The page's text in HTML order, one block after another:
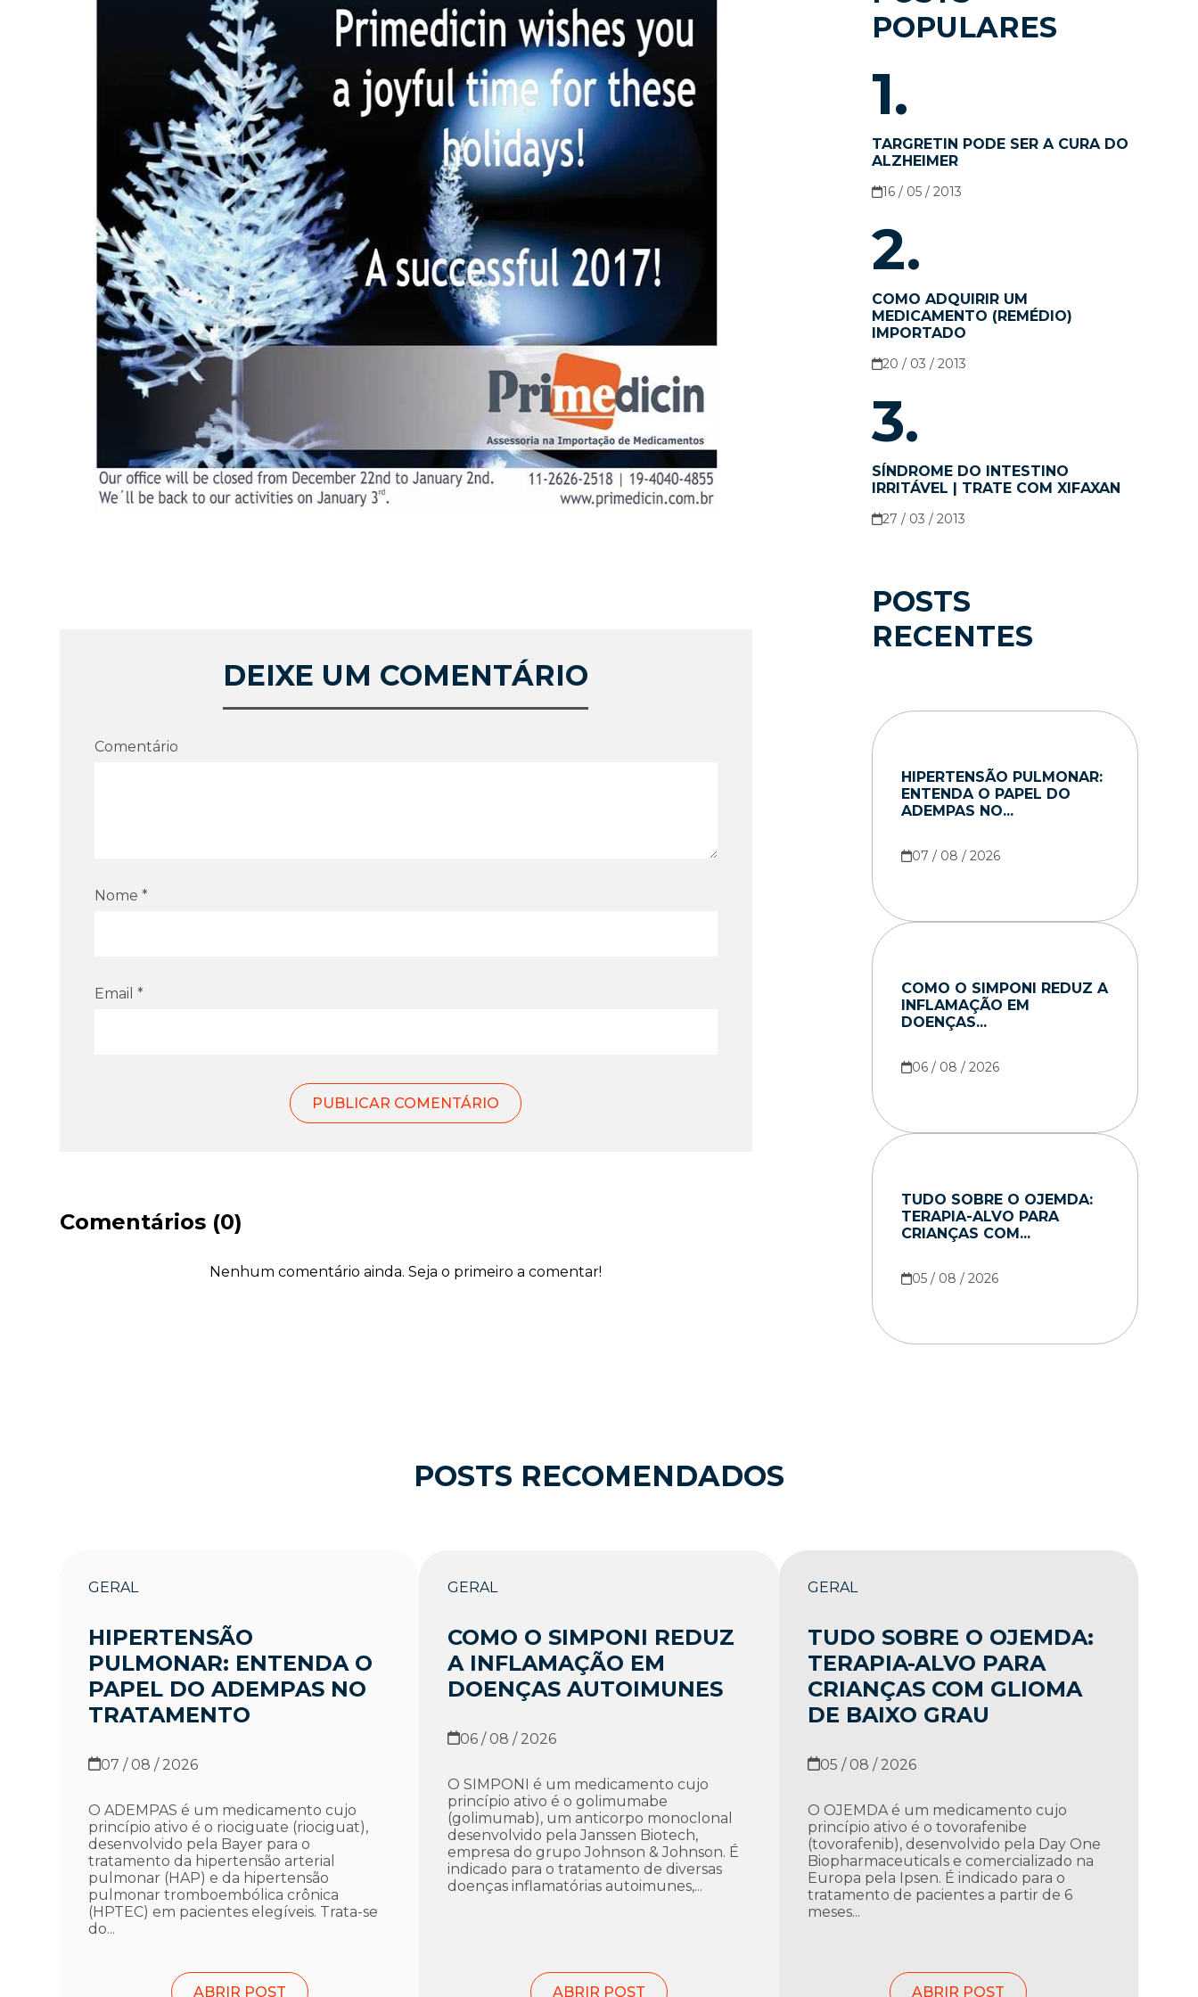
DEIXE UM COMENTÁRIO
Comentário
Nome *
Email *
Comentários (0)
Nenhum comentário ainda. Seja o primeiro a comentar!
POPULARES
1.
TARGRETIN PODE SER A CURA DO
ALZHEIMER
16 / 05 / 2013
2.
COMO ADQUIRIR UM
MEDICAMENTO (REMÉDIO)
IMPORTADO
20 / 03 / 2013
3.
SÍNDROME DO INTESTINO
IRRITÁVEL | TRATE COM XIFAXAN
27 / 03 / 2013
POSTS
RECENTES
HIPERTENSÃO PULMONAR:
ENTENDA O PAPEL DO
ADEMPAS NO...
07 / 08 / 2026
COMO O SIMPONI REDUZ A
INFLAMAÇÃO EM
DOENÇAS...
06 / 08 / 2026
TUDO SOBRE O OJEMDA:
TERAPIA-ALVO PARA
CRIANÇAS COM...
05 / 08 / 2026
POSTS RECOMENDADOS
GERAL
HIPERTENSÃO
PULMONAR: ENTENDA O
PAPEL DO ADEMPAS NO
TRATAMENTO
07 / 08 / 2026
O ADEMPAS é um medicamento cujo
princípio ativo é o riociguate (riociguat),
desenvolvido pela Bayer para o
tratamento da hipertensão arterial
pulmonar (HAP) e da hipertensão
pulmonar tromboembólica crônica
(HPTEC) em pacientes elegíveis. Trata-se
do...
ABRIR POST
GERAL
COMO O SIMPONI REDUZ
A INFLAMAÇÃO EM
DOENÇAS AUTOIMUNES
06 / 08 / 2026
O SIMPONI é um medicamento cujo
princípio ativo é o golimumabe
(golimumab), um anticorpo monoclonal
desenvolvido pela Janssen Biotech,
empresa do grupo Johnson & Johnson. É
indicado para o tratamento de diversas
doenças inflamatórias autoimunes,...
ABRIR POST
GERAL
TUDO SOBRE O OJEMDA:
TERAPIA-ALVO PARA
CRIANÇAS COM GLIOMA
DE BAIXO GRAU
05 / 08 / 2026
O OJEMDA é um medicamento cujo
princípio ativo é o tovorafenibe
(tovorafenib), desenvolvido pela Day One
Biopharmaceuticals e comercializado na
Europa pela Ipsen. É indicado para o
tratamento de pacientes a partir de 6
meses...
ABRIR POST